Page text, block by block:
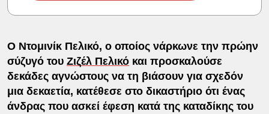
Ο Ντομινίκ Πελικό, ο οποίος νάρκωνε την πρώην
σύζυγό του Ζιζέλ Πελικόκαι προσκαλούσε
δεκάδες αγνώστους να τη βιάσουν για σχεδόν
μια δεκαετία, κατέθεσε στο δικαστήριο ότι ένας
άνδρας που ασκεί έφεση κατά της καταδίκης του